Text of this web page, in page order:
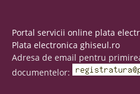
Portal servicii online plata
Plata electronica ghiseul.ro
Adresa de email pentru
documentelor: